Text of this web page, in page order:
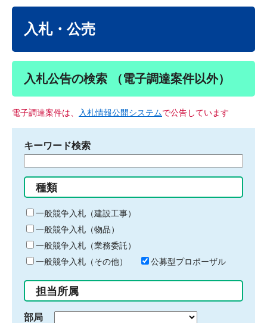
入札・公売
入札公告の検索 （電子調達案件以外）
電子調達案件は、 入札情報公開システムで公告しています
キーワード検索
る
キ
ー
ワ
ー
ド
入
力
種類
一般競争入札（建設工事）
一般競争入札（物品）
一般競争入札（業務委託）
一般競争入札（その他）
公募型プロポーザル
担当所属
部局